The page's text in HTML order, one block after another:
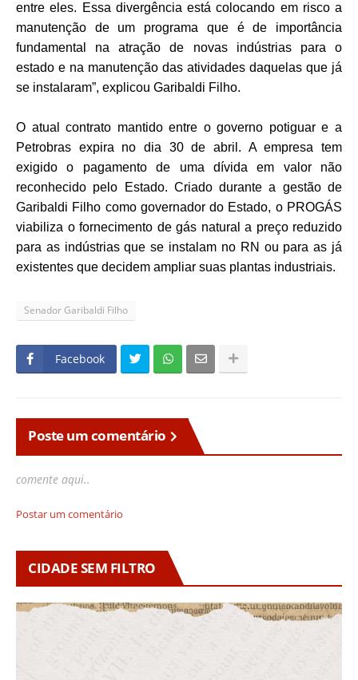
entre eles. Essa divergência está colocando em risco a
manutenção de um programa que é de importância
fundamental na atração de novas indústrias para o
estado e na manutenção das atividades daquelas que já
se instalaram”, explicou Garibaldi Filho.
O atual contrato mantido entre o governo potiguar e a
Petrobras expira no dia 30 de abril. A empresa tem
exigido o pagamento de uma dívida em valor não
reconhecido pelo Estado. Criado durante a gestão de
Garibaldi Filho como governador do Estado, o PROGÁS
viabiliza o fornecimento de gás natural a preço reduzido
para as indústrias que se instalam no RN ou para as já
existentes que decidem ampliar suas plantas industriais.
Senador Garibaldi Filho
Facebook
Poste um comentário
comente aqui..
Postar um comentário
CIDADE SEM FILTRO